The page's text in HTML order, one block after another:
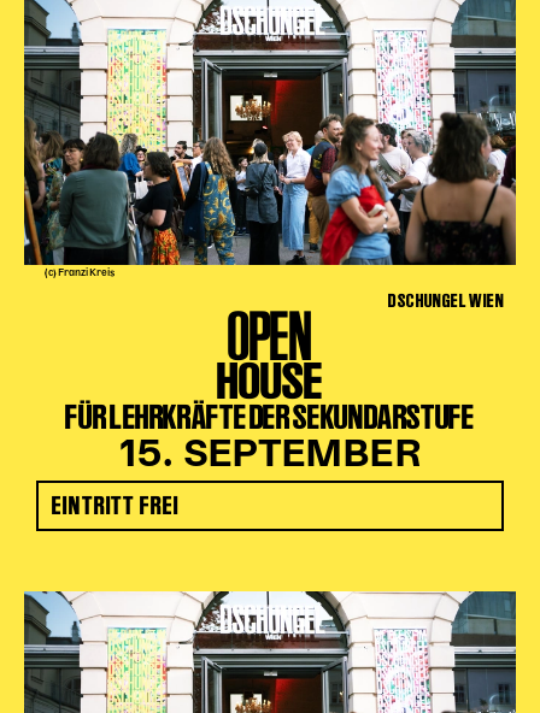
(c) Franzi Kreis
DSCHUNGEL WIEN
OPEN
HOUSE
FÜR LEHRKRÄFTE DER SEKUNDARSTUFE
15. SEPTEMBER
EINTRITT FREI